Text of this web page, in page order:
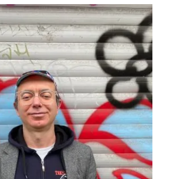
ELEKTROPIONIR
BEZ STRAHA